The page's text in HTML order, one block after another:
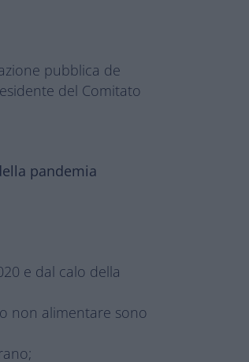
pubblica de
del Comitato
pandemia
e dal calo della
non alimentare sono